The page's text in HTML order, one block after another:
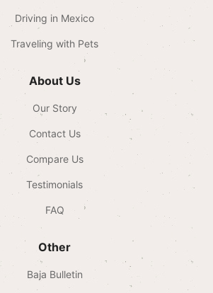
Driving in Mexico
Traveling with Pets
About Us
Our Story
Contact Us
Compare Us
Testimonials
FAQ
Other
Baja Bulletin